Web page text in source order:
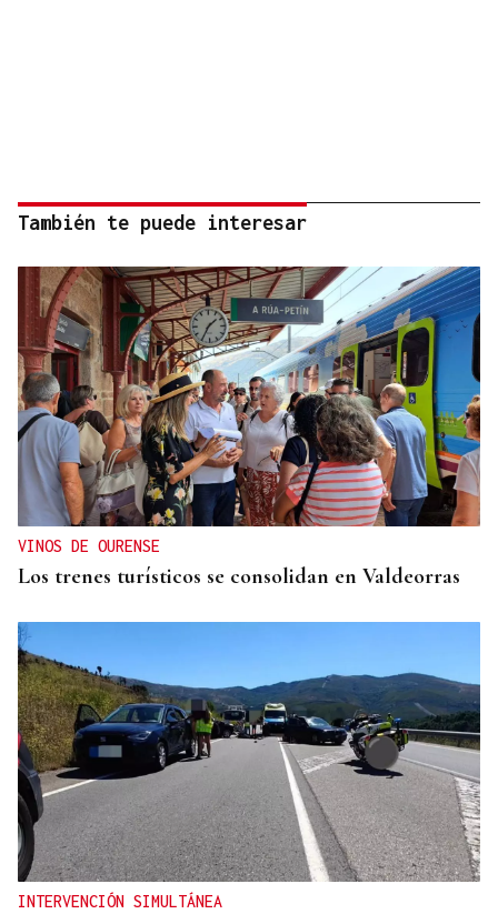
También te puede interesar
VINOS DE OURENSE
Los trenes turísticos se consolidan en Valdeorras
INTERVENCIÓN SIMULTÁNEA